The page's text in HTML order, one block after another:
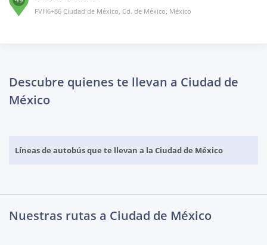
FVH6+86 Ciudad de México, Cd. de México, México
Descubre quienes te llevan a Ciudad de
México
Líneas de autobús que te llevan a la Ciudad de México
Nuestras rutas a Ciudad de México